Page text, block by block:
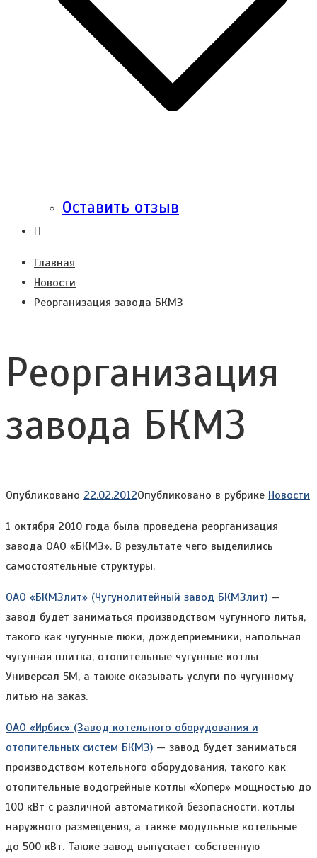
Оставить отзыв
Главная
Новости
Реорганизация завода БКМЗ
Реорганизация
завода БКМЗ
Опубликовано 22.02.2012Опубликовано в рубрике Новости
1 октября 2010 года была проведена реорганизация
завода ОАО «БКМЗ». В результате чего выделились
самостоятельные структуры.
ОАО «БКМЗлит» (Чугунолитейный завод БКМЗлит) —
завод будет заниматься производством чугунного литья,
такого как чугунные люки, дождеприемники, напольная
чугунная плитка, отопительные чугунные котлы
Универсал 5М, а также оказывать услуги по чугунному
литью на заказ.
ОАО «Ирбис» (Завод котельного оборудования и
отопительных систем БКМЗ) — завод будет заниматься
производством котельного оборудования, такого как
отопительные водогрейные котлы «Хопер» мощностью до
100 кВт с различной автоматикой безопасности, котлы
наружного размещения, а также модульные котельные
до 500 кВт. Также завод выпускает собственную